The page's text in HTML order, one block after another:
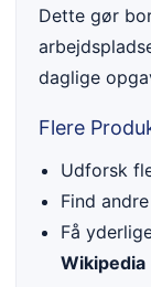
Dette gør
daglige
Flere
Udforsk
Find andre
Få
Wikipedia